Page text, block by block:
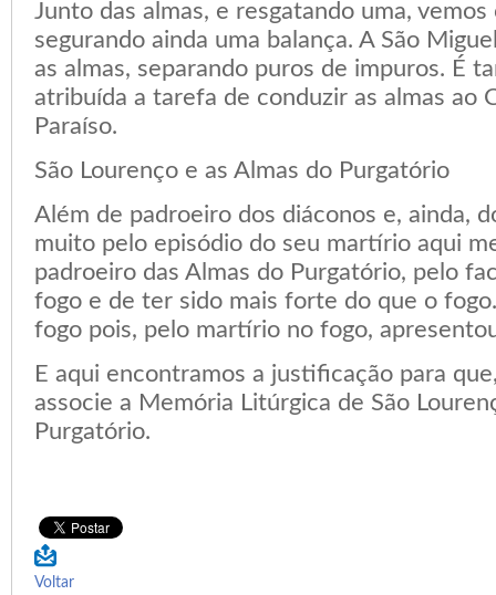
Junto das almas, e resgatando uma,
segurando ainda uma balança. A São
as almas, separando puros de impuros. É
atribuída a tarefa de conduzir as almas ao
Paraíso.
São Lourenço e as Almas do Purgatório
Além de padroeiro dos diáconos e, ainda,
muito pelo episódio do seu martírio aqui
padroeiro das Almas do Purgatório, pelo
fogo e de ter sido mais forte do que o
fogo pois, pelo martírio no fogo,
E aqui encontramos a justificação para
associe a Memória Litúrgica de São
Purgatório.
Voltar